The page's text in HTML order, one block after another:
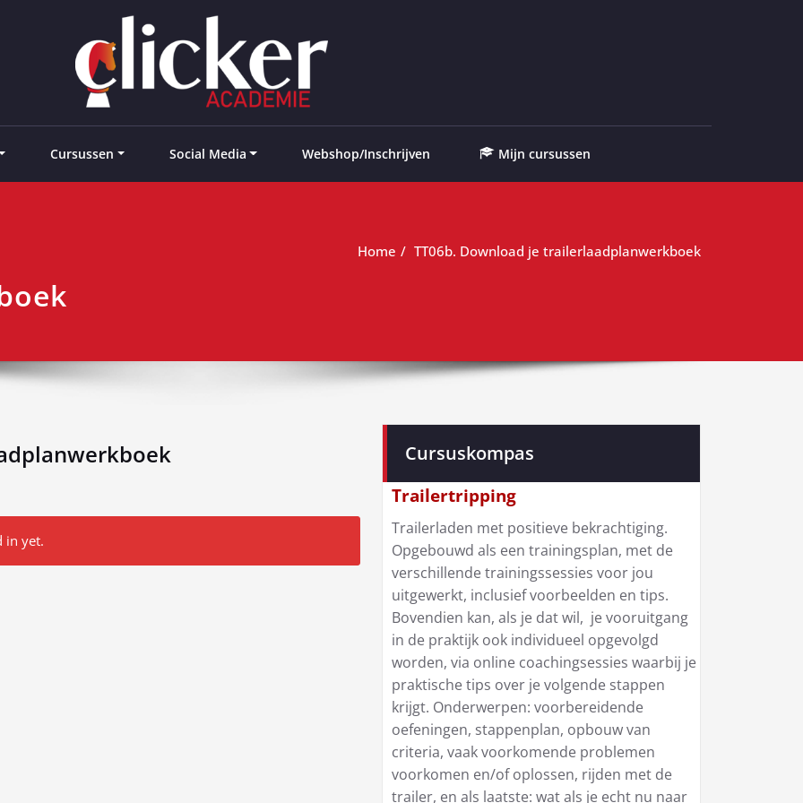
Cursussen Social Media Webshop/Inschrijven Mijn cursussen
Home TT06b. Download je trailerlaadplanwerkboek
in yet.
Cursuskompas
Trailertripping
Trailerladen met positieve bekrachtiging.
Opgebouwd als een trainingsplan, met de
verschillende trainingssessies voor jou
uitgewerkt, inclusief voorbeelden en tips.
Bovendien kan, als je dat wil, je vooruitgang
in de praktijk ook individueel opgevolgd
worden, via online coachingsessies waarbij je
praktische tips over je volgende stappen
krijgt. Onderwerpen: voorbereidende
oefeningen, stappenplan, opbouw van
criteria, vaak voorkomende problemen
voorkomen en/of oplossen, rijden met de
trailer, en als laatste: wat als je echt nu naar